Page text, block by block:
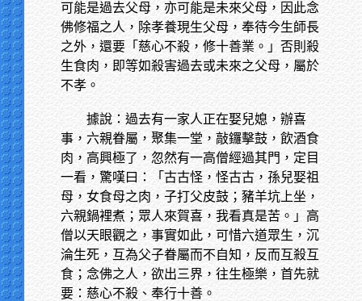
可能是過去父母，亦可能是未來父母，因此念
佛修福之人，除孝養現生父母，奉待今生師長
之外，還要「慈心不殺，修十善業。」否則殺
生食肉，即等如殺害過去或未來之父母，屬於
不孝。
據說：過去有一家人正在娶兒媳，辦喜
事，六親眷屬，聚集一堂，敲鑼擊鼓，飲酒食
肉，高興極了，忽然有一高僧經過其門，定目
一看，驚嘆曰：「古古怪，怪古古，孫兒娶祖
母，女食母之肉，子打父皮鼓；豬羊坑上坐，
六親鍋裡煮；眾人來賀喜，我看真是苦。」高
僧以天眼觀之，事實如此，可惜六道眾生，沉
淪生死，互為父子眷屬而不自知，反而互殺互
食；念佛之人，欲出三界，往生極樂，首先就
要：慈心不殺、奉行十善。